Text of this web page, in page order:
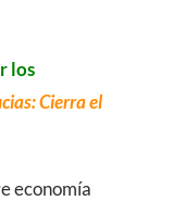
los
Cierra el
economía